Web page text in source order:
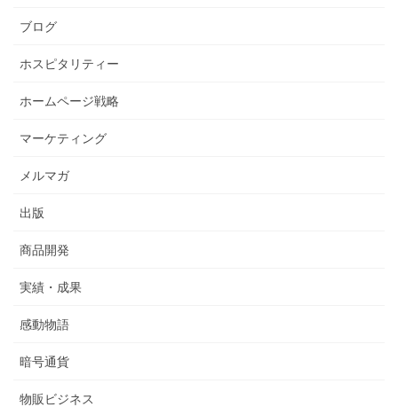
ブログ
ホスピタリティー
ホームページ戦略
マーケティング
メルマガ
出版
商品開発
実績・成果
感動物語
暗号通貨
物販ビジネス